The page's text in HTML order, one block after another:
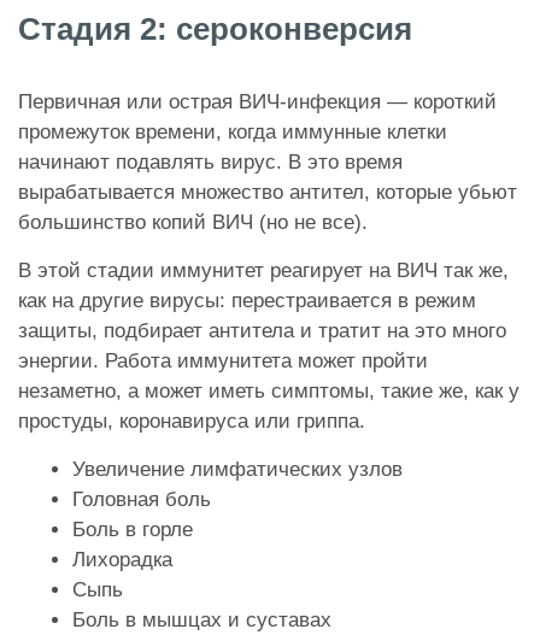
Стадия 2: сероконверсия
Первичная или острая ВИЧ-инфекция — короткий
промежуток времени, когда иммунные клетки
начинают подавлять вирус. В это время
вырабатывается множество антител, которые убьют
большинство копий ВИЧ (но не все).
В этой стадии иммунитет реагирует на ВИЧ так же,
как на другие вирусы: перестраивается в режим
защиты, подбирает антитела и тратит на это много
энергии. Работа иммунитета может пройти
незаметно, а может иметь симптомы, такие же, как у
простуды, коронавируса или гриппа.
Увеличение лимфатических узлов
Головная боль
Боль в горле
Лихорадка
Сыпь
Боль в мышцах и суставах